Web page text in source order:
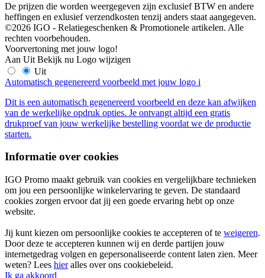
De prijzen die worden weergegeven zijn exclusief BTW en andere
heffingen en exlusief verzendkosten tenzij anders staat aangegeven.
©2026 IGO - Relatiegeschenken & Promotionele artikelen. Alle
rechten voorbehouden.
Voorvertoning met jouw logo!
Aan Uit Bekijk nu Logo wijzigen
Uit
Automatisch gegenereerd voorbeeld met jouw logo i
Dit is een automatisch gegenereerd voorbeeld en deze kan afwijken
van de werkelijke opdruk opties. Je ontvangt altijd een gratis
drukproef van jouw werkelijke bestelling voordat we de productie
starten.
Informatie over cookies
IGO Promo maakt gebruik van cookies en vergelijkbare technieken
om jou een persoonlijke winkelervaring te geven. De standaard
cookies zorgen ervoor dat jij een goede ervaring hebt op onze
website.
Jij kunt kiezen om persoonlijke cookies te accepteren of te weigeren.
Door deze te accepteren kunnen wij en derde partijen jouw
internetgedrag volgen en gepersonaliseerde content laten zien. Meer
weten? Lees hieralles over ons cookiebeleid.
Ik ga akkoord